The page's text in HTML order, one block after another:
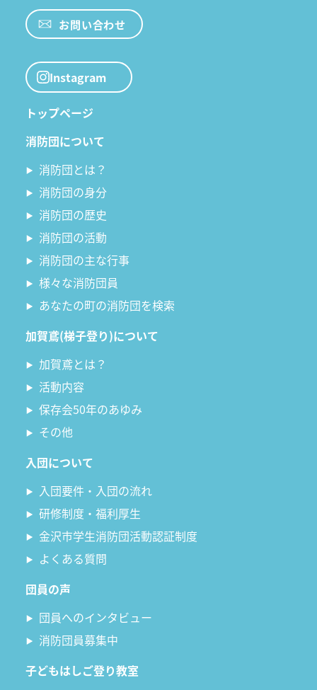
お問い合わせ
Instagram
トップページ
消防団について
消防団とは？
消防団の身分
消防団の歴史
消防団の活動
消防団の主な行事
様々な消防団員
あなたの町の消防団を検索
加賀鳶(梯子登り)について
加賀鳶とは？
活動内容
保存会50年のあゆみ
その他
入団について
入団要件・入団の流れ
研修制度・福利厚生
金沢市学生消防団活動認証制度
よくある質問
団員の声
団員へのインタビュー
消防団員募集中
子どもはしご登り教室